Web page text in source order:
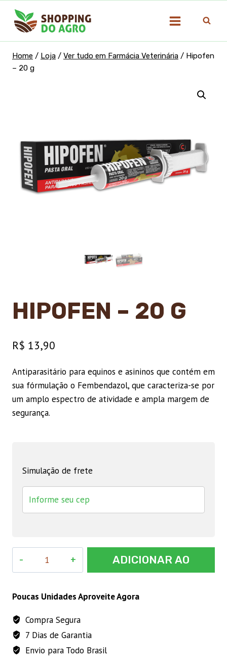
para
Home / Loja / Ver tudo em Farmácia Veterinária / Hipofen
– 20 g
HIPOFEN – 20 G
R$ 13,90
Antiparasitário para equinos e asininos que contém em
sua fórmulação o Fembendazol, que caracteriza-se por
um amplo espectro de atividade e ampla margem de
segurança.
Simulação de frete
g
ADICIONAR AO
Poucas Unidades Aproveite Agora
Compra Segura
7 Dias de Garantia
Envio para Todo Brasil